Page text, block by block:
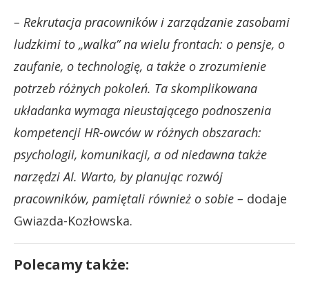
– Rekrutacja pracowników i zarządzanie zasobami
ludzkimi to „walka” na wielu frontach: o pensje, o
zaufanie, o technologię, a także o zrozumienie
potrzeb różnych pokoleń. Ta skomplikowana
układanka wymaga nieustającego podnoszenia
kompetencji HR-owców w różnych obszarach:
psychologii, komunikacji, a od niedawna także
narzędzi AI. Warto, by planując rozwój
pracowników, pamiętali również o sobie – dodaje
Gwiazda-Kozłowska.
Polecamy także: